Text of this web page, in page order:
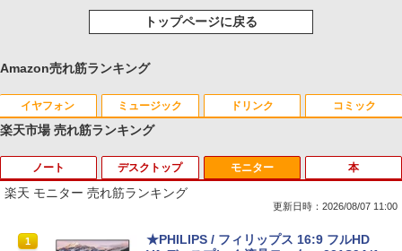
トップページに戻る
Amazon売れ筋ランキング
イヤフォン
Anker Soundcore P40i オフホワイト
￥7,990
ミュージック
BRUCE WAYNE feat. Flo Milli, ATL Jacob
[Explicit]
ドリンク
【Amazon.co.jp限定】 い・ろ・は・す 2L P
ET ラベルレス ×8本
コミック
薬屋のひとりごと 17巻 (デジタル版ビッグガ
ンガンコミックス)
楽天市場 売れ筋ランキング
ノート
1
【★最大100%ポイント】【新生活応援・
デスクトップ
1
NiPoGi ミニpc Intel N5030 【2026新モ
モニター
楽天 モニター 売れ筋ランキング
更新日時：2026/08/07 11:00
1
★PHILIPS / フィリップス 16:9 フルHD
本